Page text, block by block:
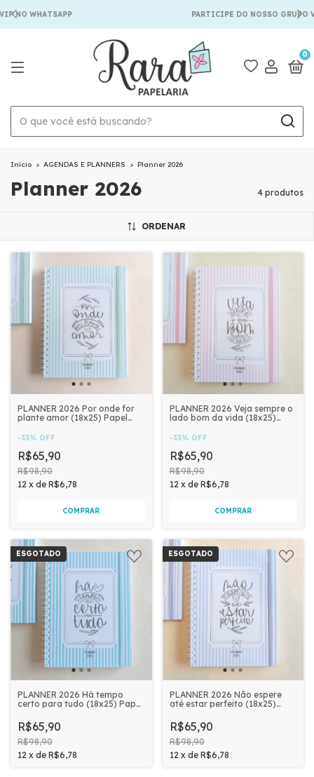
NO WHATSAPP PARTICIPE DO NOSSO GRUPO
0
Início > AGENDAS E PLANNERS > Planner 2026
Planner 2026 4 produtos
ORDENAR
PLANNER 2026 Por onde for
plante amor (18x25) Papel
PAPELARIA
-33% OFF
R$65,90
R$98,90
12 x de R$6,78
PLANNER 2026 Veja sempre o
lado bom da vida (18x25)
PAPELARIA
-33% OFF
R$65,90
R$98,90
12 x de R$6,78
ESGOTADO
PLANNER 2026 Há tempo
certo para tudo (18x25) Papel
PAPELARIA
R$65,90
R$98,90
12 x de R$6,78
ESGOTADO
PLANNER 2026 Não espere
até estar perfeito (18x25)
PAPELARIA
R$65,90
R$98,90
12 x de R$6,78